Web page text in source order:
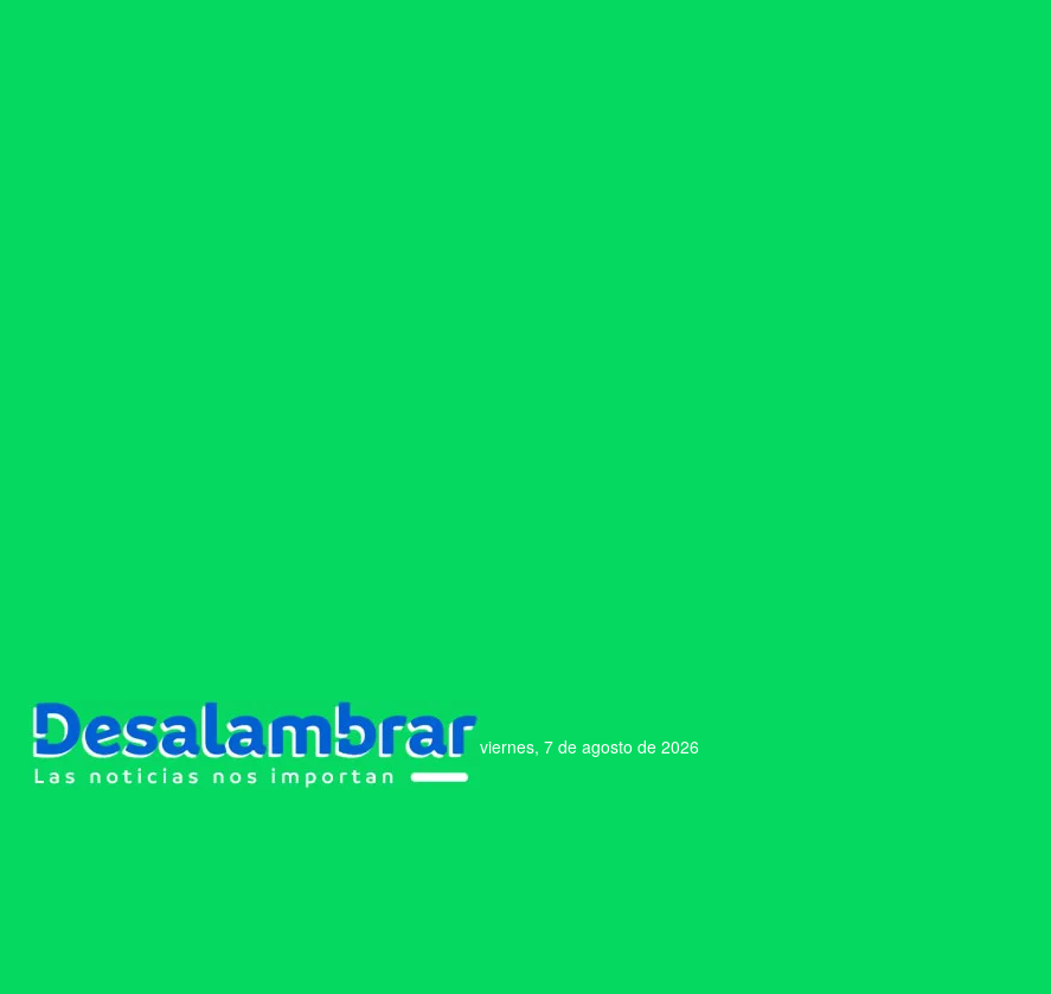
viernes, 7 de agosto de 2026